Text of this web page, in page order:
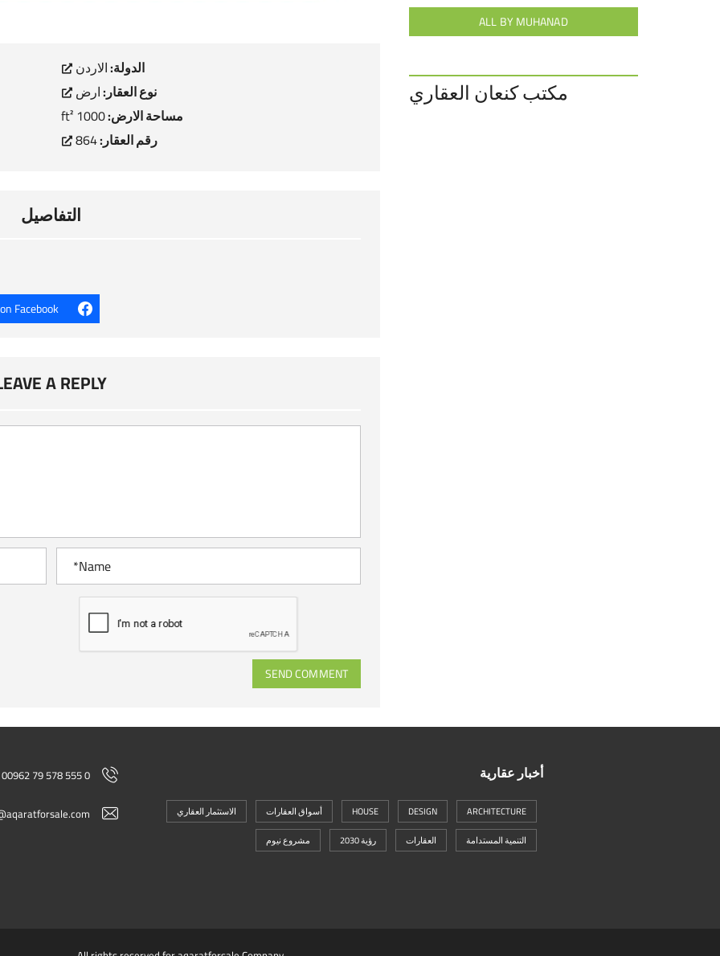
الدولة:الاردن
نوع العقار:ارض
مساحة الارض:1000 ft²
رقم العقار:864
التفاصيل
Facebook
A REPLY
SEND COMMENT
ALL BY MUHANAD
مكتب كنعان العقاري
00962 79 578 555 0
أخبار عقارية
ARCHITECTURE
DESIGN
HOUSE أسواق العقارات
الاستثمار العقاري
التنمية المستدامة
العقارات رؤية 2030 مشروع نيوم